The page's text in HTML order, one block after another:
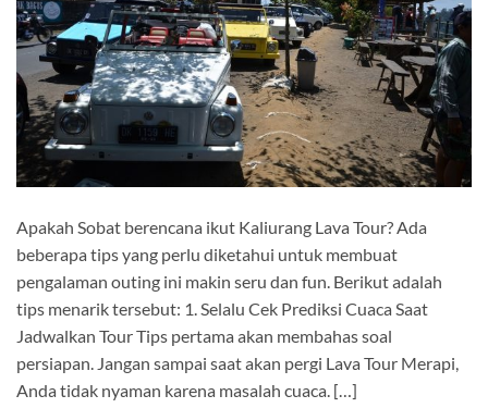
Apakah Sobat berencana ikut Kaliurang Lava Tour? Ada
beberapa tips yang perlu diketahui untuk membuat
pengalaman outing ini makin seru dan fun. Berikut adalah
tips menarik tersebut: 1. Selalu Cek Prediksi Cuaca Saat
Jadwalkan Tour Tips pertama akan membahas soal
persiapan. Jangan sampai saat akan pergi Lava Tour Merapi,
Anda tidak nyaman karena masalah cuaca. […]